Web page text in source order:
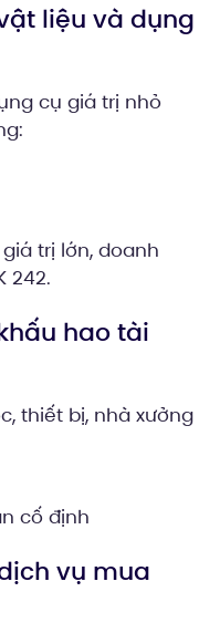
liệu và dụng
cụ giá trị nhỏ
trị lớn, doanh
242.
hao tài
thiết bị, nhà xưởng
cố định
vụ mua